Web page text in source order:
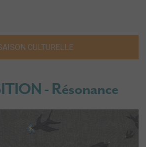
- Résonance
CULTURELLE